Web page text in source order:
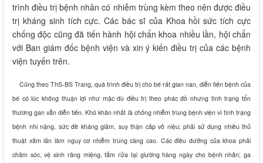
trình điều trị bệnh nhân có nhiễm trùng kèm theo nên được điều
trị kháng sinh tích cực. Các bác sĩ của Khoa hồi sức tích cực
chống độc cũng đã tiến hành hội chẩn khoa nhiều lần, hội chẩn
với Ban giám đốc bệnh viện và xin ý kiến điều trị của các bệnh
viện tuyến trên.
Cũng theo ThS-BS Trang, quá trình điều trị cho bé rất gian nan, diễn tiến bệnh của
bé có lúc không thuận lợi như mặc dù điều trị theo phác đồ nhưng tình trạng tổn
thương gan vẫn diễn tiến. Khó khăn nhất là chống nhiễm trùng bệnh viện vì tình trạng
bệnh nhi nặng, sức đề kháng giảm, suy thận cấp vô niệu; phải sử dụng nhiều thủ
thuật xâm lấn làm nguy cơ nhiễm trùng càng cao. Các điều dưỡng của khoa phải
chăm sóc, vệ sinh răng miệng, tắm rửa tại giường hàng ngày cho bệnh nhân; ga